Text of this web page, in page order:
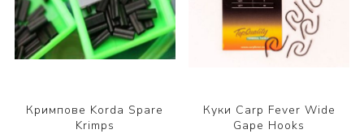
Кримпове Korda Spare
Krimps
Куки Carp Fever Wide
Gape Hooks